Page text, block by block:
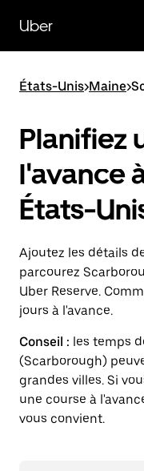
contenu
principal
Uber
États-Unis>Maine>
Planifiez
l'avance
États-
Ajoutez les détails
parcourez
Uber Reserve.
jours à l'avance.
Conseil : les temps
(Scarborough)
grandes villes. Si
une course à
vous convient.